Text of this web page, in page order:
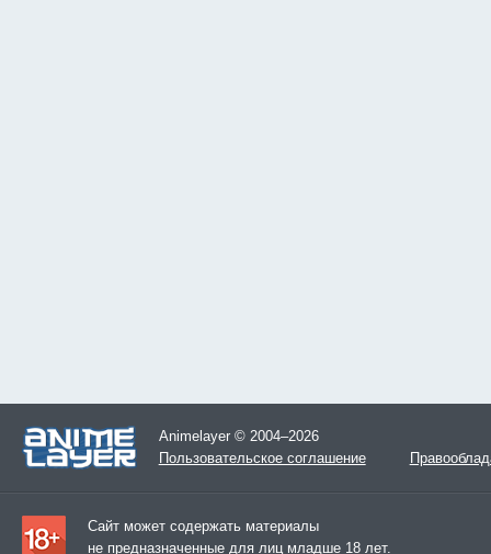
Animelayer © 2004–2026
Пользовательское соглашение
Сайт может содержать материалы
не предназначенные для лиц младше 18 лет.